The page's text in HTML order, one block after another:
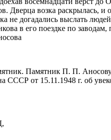
Дверца возка
не догадались выслать
в его поездке по
Памятник П. П. Аносову
СССР от 15.11.1948 г. об